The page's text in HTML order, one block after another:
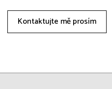
Kontaktujte mě prosím